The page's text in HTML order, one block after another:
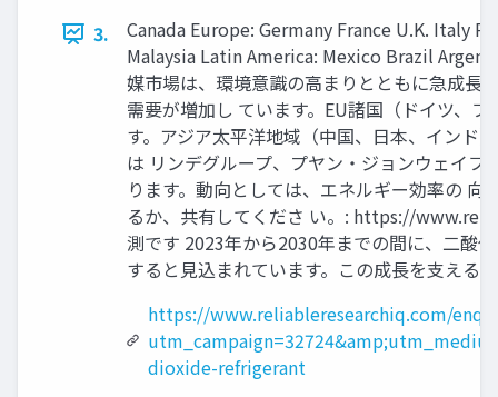
3.
Canada Europe: Germany France U.K. Italy
Malaysia Latin America: Mexico Brazil
媒市場は、環境意識の高まりとともに急成長
需要が増加し ています。EU諸国（ドイツ、
す。アジア太平洋地域（中国、日本、インド
は リンデグループ、プヤン・ジョンウェイ
ります。動向としては、エネルギー効率の
るか、共有してくださ い。: https://
測です 2023年から2030年までの間に、二酸
すると見込まれています。この成長を支える
https://www.reliableresearchiq.com/
dioxide-refrigerant